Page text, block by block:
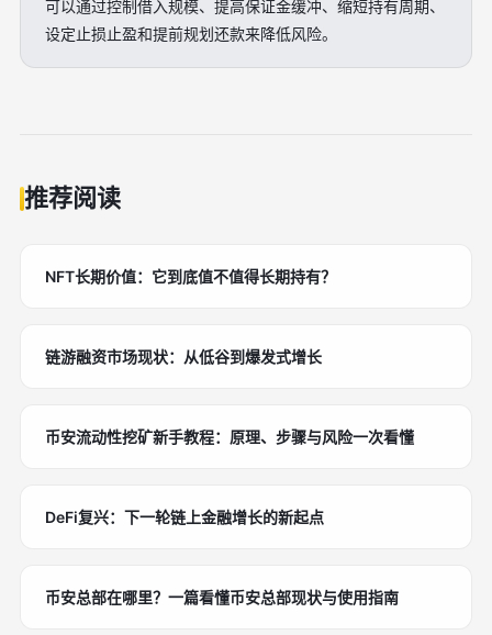
可以通过控制借入规模、提高保证金缓冲、缩短持有周期、
设定止损止盈和提前规划还款来降低风险。
推荐阅读
NFT长期价值：它到底值不值得长期持有？
链游融资市场现状：从低谷到爆发式增长
币安流动性挖矿新手教程：原理、步骤与风险一次看懂
DeFi复兴：下一轮链上金融增长的新起点
币安总部在哪里？一篇看懂币安总部现状与使用指南